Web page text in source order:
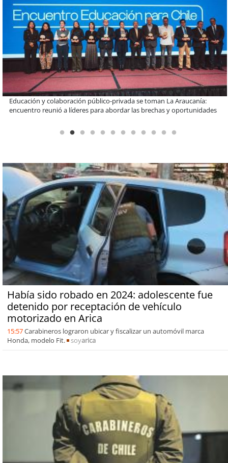
Llaman a interiorizarse de los programas de estudios para postular
informado al SAE
Había sido robado en 2024: adolescente fue
detenido por receptación de vehículo
motorizado en Arica
15:57Carabineros lograron ubicar y fiscalizar un automóvil marca
Honda, modelo Fit.
soyarica